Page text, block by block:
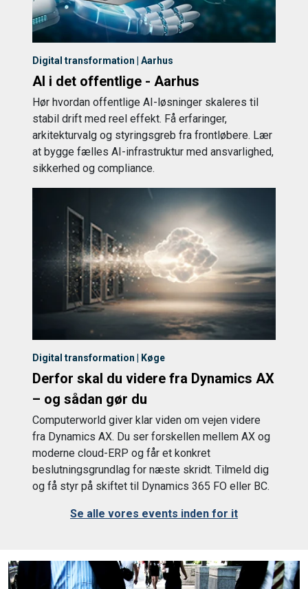
Digital transformation | Aarhus
AI i det offentlige - Aarhus
Hør hvordan offentlige AI-løsninger skaleres til
stabil drift med reel effekt. Få erfaringer,
arkitekturvalg og styringsgreb fra frontløbere. Lær
at bygge fælles AI-infrastruktur med ansvarlighed,
sikkerhed og compliance.
Digital transformation | Køge
Derfor skal du videre fra Dynamics AX
– og sådan gør du
Computerworld giver klar viden om vejen videre
fra Dynamics AX. Du ser forskellen mellem AX og
moderne cloud-ERP og får et konkret
beslutningsgrundlag for næste skridt. Tilmeld dig
og få styr på skiftet til Dynamics 365 FO eller BC.
Se alle vores events inden for it